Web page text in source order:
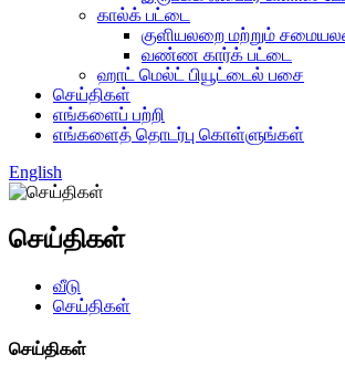
கால்க் பட்டை
குளியலறை மற்றும்
வண்ண கார்க் பட்டை
ஹாட் மெல்ட் பியூட்டைல் ​​பசை
செய்திகள்
எங்களைப் பற்றி
எங்களைத் தொடர்பு கொள்ளுங்கள்
English
செய்திகள்
வீடு
செய்திகள்
செய்திகள்